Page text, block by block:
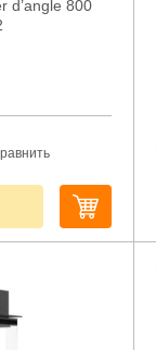
d’angle 800